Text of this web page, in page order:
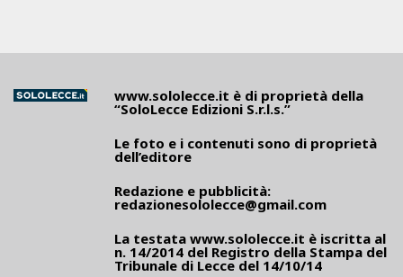
www.sololecce.it è di proprietà della
“SoloLecce Edizioni S.r.l.s.”
Le foto e i contenuti sono di proprietà
dell’editore
Redazione e pubblicità:
redazionesololecce@gmail.com
La testata www.sololecce.it è iscritta al
n. 14/2014 del Registro della Stampa del
Tribunale di Lecce del 14/10/14